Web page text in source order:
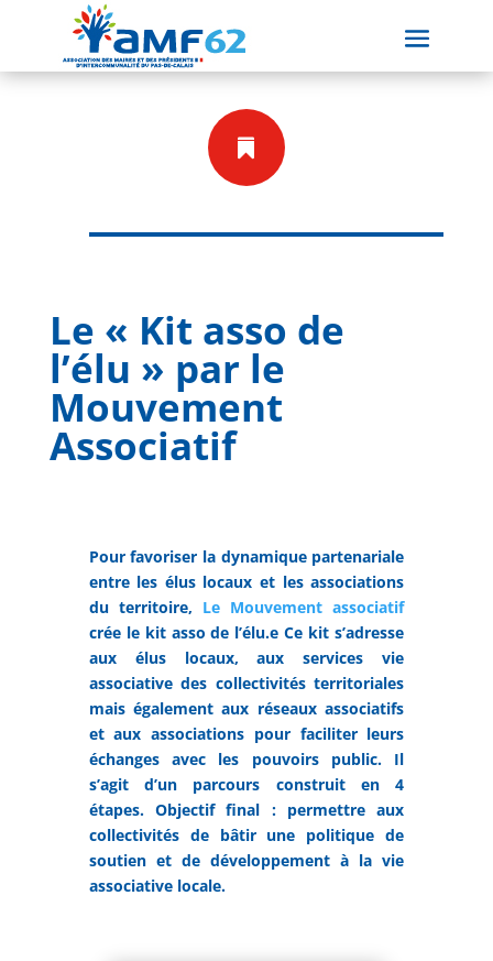

Le « Kit asso de
l’élu » par le
Mouvement
Associatif
Pour favoriser la dynamique partenariale
entre les élus locaux et les associations
du territoire, Le Mouvement associatif
crée le kit asso de l’élu.e Ce kit s’adresse
aux élus locaux, aux services vie
associative des collectivités territoriales
mais également aux réseaux associatifs
et aux associations pour faciliter leurs
échanges avec les pouvoirs public. Il
s’agit d’un parcours construit en 4
étapes. Objectif final : permettre aux
collectivités de bâtir une politique de
soutien et de développement à la vie
associative locale.